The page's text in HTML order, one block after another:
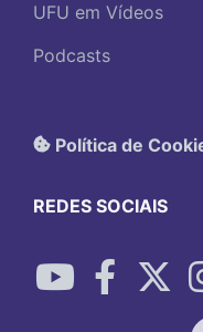
UFU em Vídeos
Podcasts
Política de
REDES SOCIAIS